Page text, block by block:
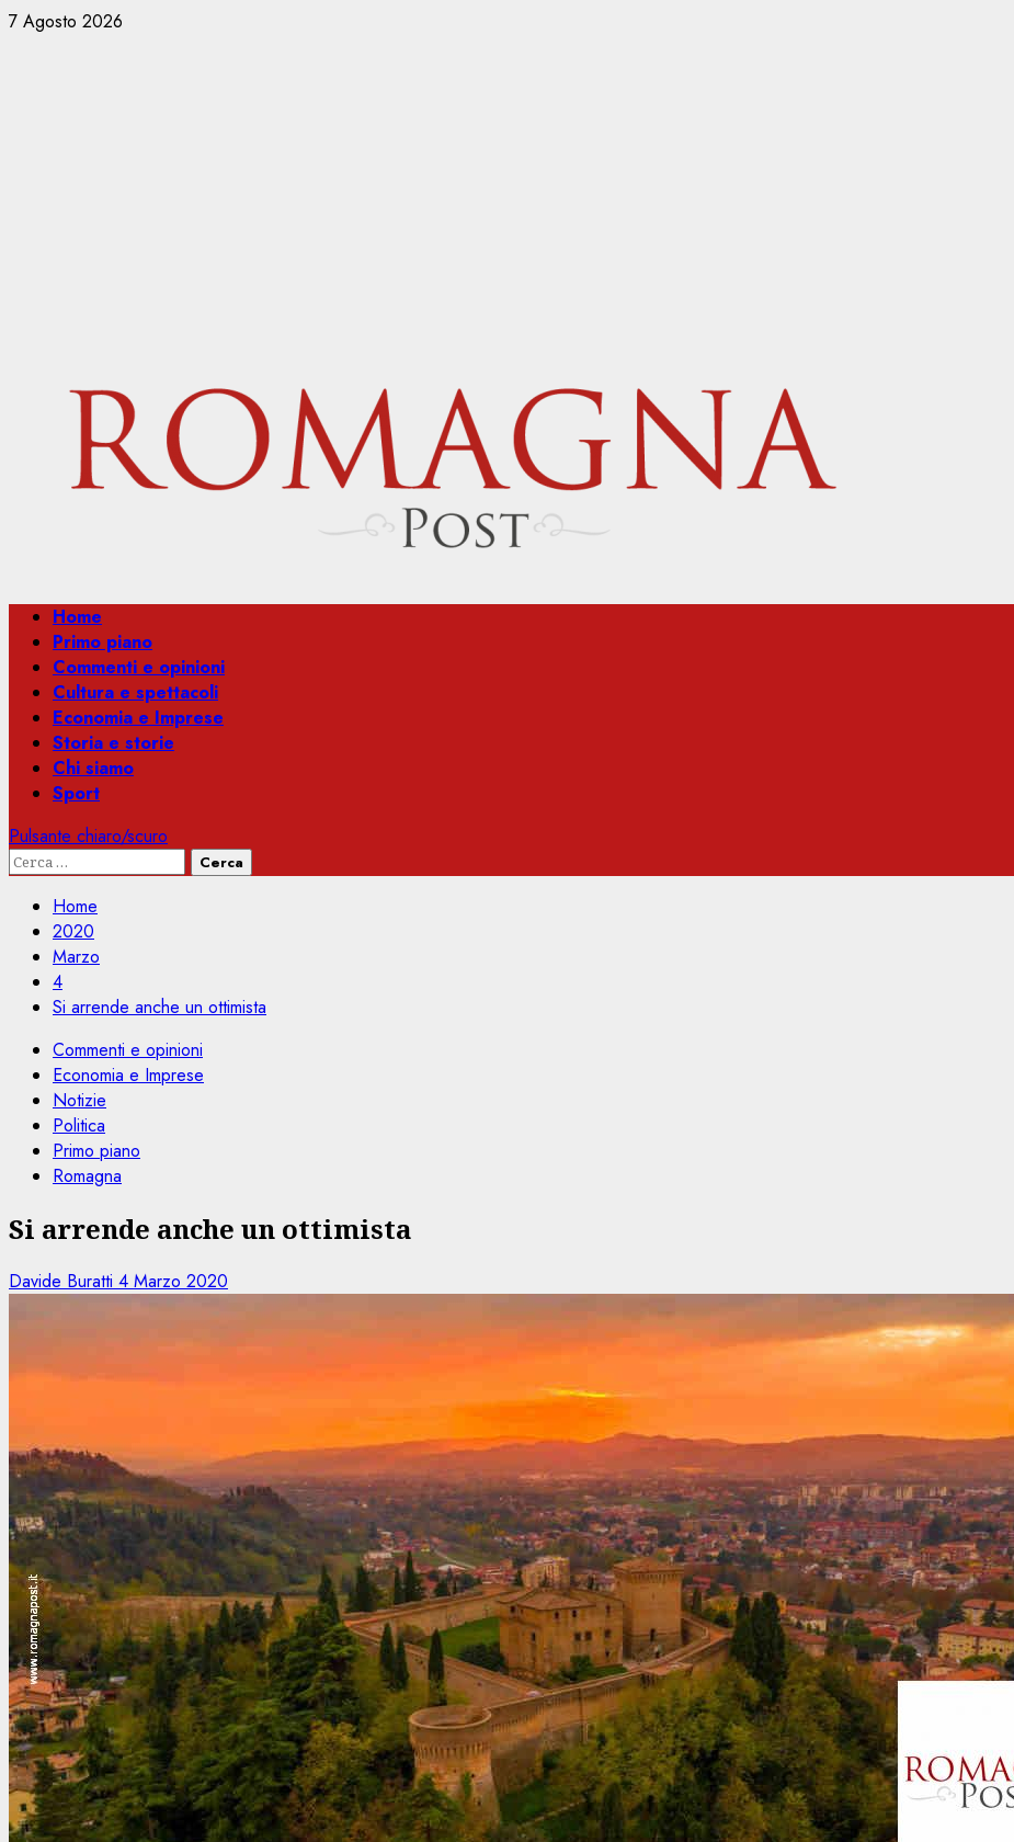
Vai
7 Agosto 2026
Menu
principale
Home
Primo piano
Commenti e opinioni
Cultura e spettacoli
Economia e Imprese
Storia e storie
Chi siamo
Sport
Pulsante chiaro/scuro
Ricerca
Home
2020
Marzo
4
Si arrende anche un ottimista
Commenti e opinioni
Economia e Imprese
Notizie
Politica
Primo piano
Romagna
Si arrende anche un ottimista
Davide Buratti 4 Marzo 2020